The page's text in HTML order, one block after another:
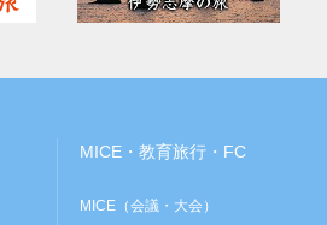
MICE・教育旅行・FC
MICE（会議・大会）